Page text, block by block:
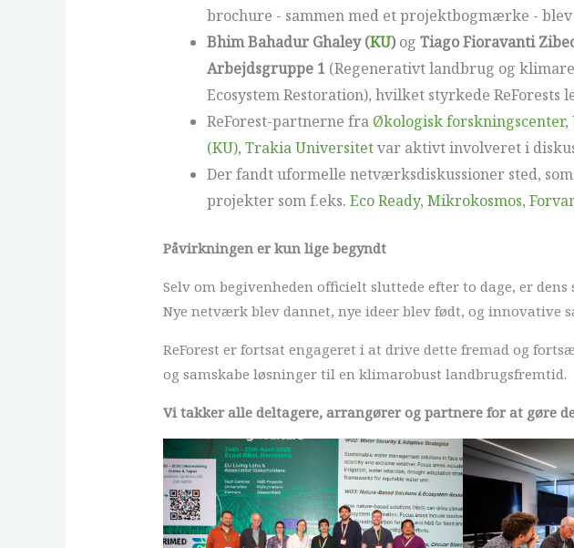
brochure - sammen med et projektbogmærke -
Bhim Bahadur Ghaley (KU)og Tiago Fioravanti
Arbejdsgruppe 1(Regenerativt landbrug og
Ecosystem Restoration), hvilket styrkede
ReForest-partnerne fra Økologisk forskningscenter,
(KU), Trakia Universitetvar aktivt involveret i
Der fandt uformelle netværksdiskussioner sted,
projekter som f.eks. Eco Ready, Mikrokosmos,
Påvirkningen er kun lige begyndt
Selv om begivenheden officielt sluttede efter to dage, er
Nye netværk blev dannet, nye ideer blev født, og innovative
ReForest er fortsat engageret i at drive dette fremad og
og samskabe løsninger til en klimarobust landbrugsfremtid.
Vi takker alle deltagere, arrangører og partnere for at gøre